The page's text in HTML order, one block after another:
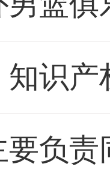
识
负